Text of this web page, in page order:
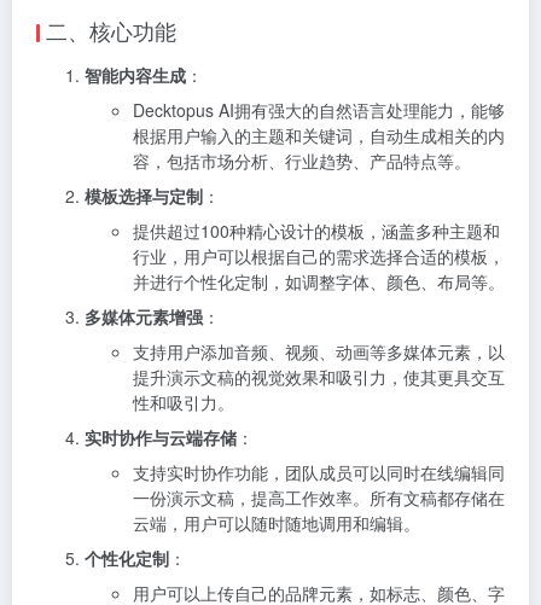
二、核心功能
智能内容生成 ：
Decktopus AI拥有强大的自然语言处理能力，能够
根据用户输入的主题和关键词，自动生成相关的内
容，包括市场分析、行业趋势、产品特点等。
模板选择与定制 ：
提供超过100种精心设计的模板，涵盖多种主题和
行业，用户可以根据自己的需求选择合适的模板，
并进行个性化定制，如调整字体、颜色、布局等。
多媒体元素增强 ：
支持用户添加音频、视频、动画等多媒体元素，以
提升演示文稿的视觉效果和吸引力，使其更具交互
性和吸引力。
实时协作与云端存储 ：
支持实时协作功能，团队成员可以同时在线编辑同
一份演示文稿，提高工作效率。所有文稿都存储在
云端，用户可以随时随地调用和编辑。
个性化定制 ：
用户可以上传自己的品牌元素，如标志、颜色、字